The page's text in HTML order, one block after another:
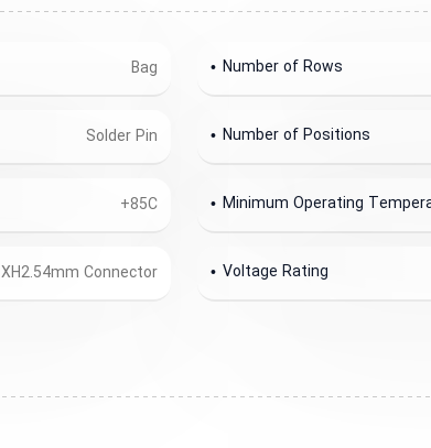
Number of Rows
Bag
Number of Positions
Solder Pin
Minimum Operating
+85C
Voltage Rating
XH2.54mm Connector